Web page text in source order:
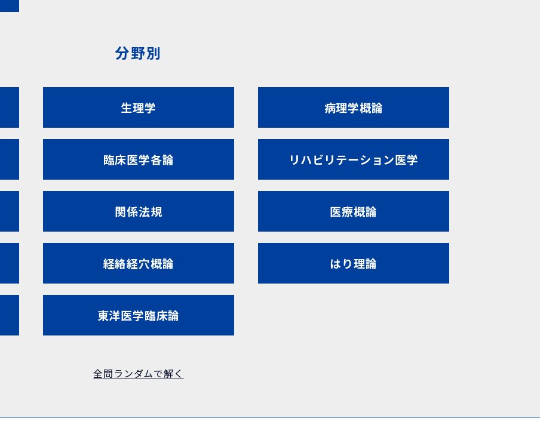
分野別
生理学 病理学概論
臨床医学各論 リハビリテーション医学
関係法規 医療概論
経絡経穴概論 はり理論
東洋医学臨床論
全問ランダムで解く